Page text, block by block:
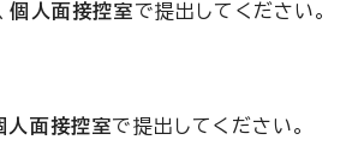
個人面接控室で提出してください。
人面接控室で提出してください。